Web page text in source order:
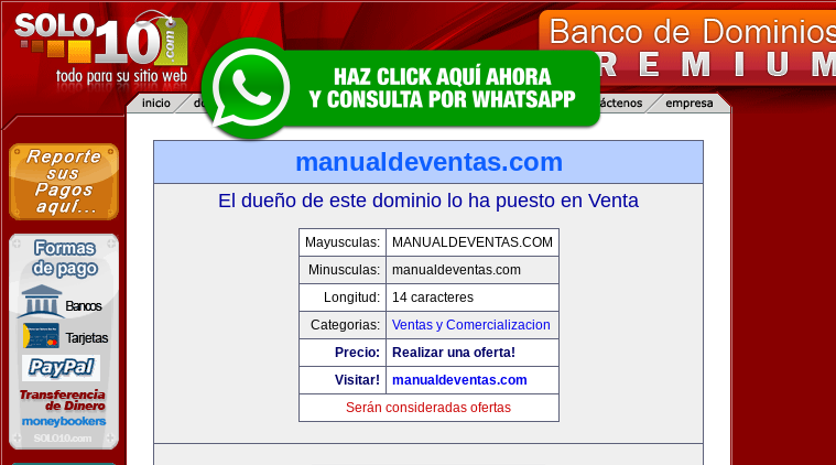
manualdeventas.com
El dueño de este dominio lo ha puesto en Venta
Mayusculas:
MANUALDEVENTAS.COM
Minusculas:
manualdeventas.com
Longitud:
14 caracteres
Categorias:
Ventas y Comercializacion
Precio:
Realizar una oferta!
Visitar!
manualdeventas.com
Serán consideradas ofertas